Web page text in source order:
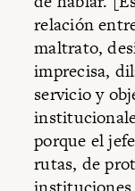
relación
maltrato,
imprecisa,
servicio y
porque el
rutas, de